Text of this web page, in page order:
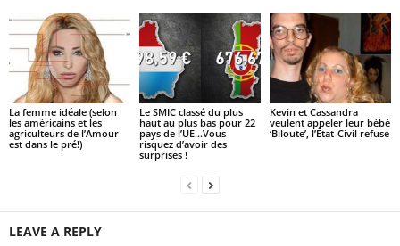
La femme idéale (selon
les américains et les
agriculteurs de l’Amour
est dans le pré!)
Le SMIC classé du plus
haut au plus bas pour 22
pays de l’UE…Vous
risquez d’avoir des
surprises !
Kevin et Cassandra
veulent appeler leur bébé
‘Biloute’, l’État-Civil refuse
LEAVE A REPLY